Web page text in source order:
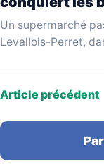
Un supermarché
Levallois-Perret,
chic», attire une…
Article précédent